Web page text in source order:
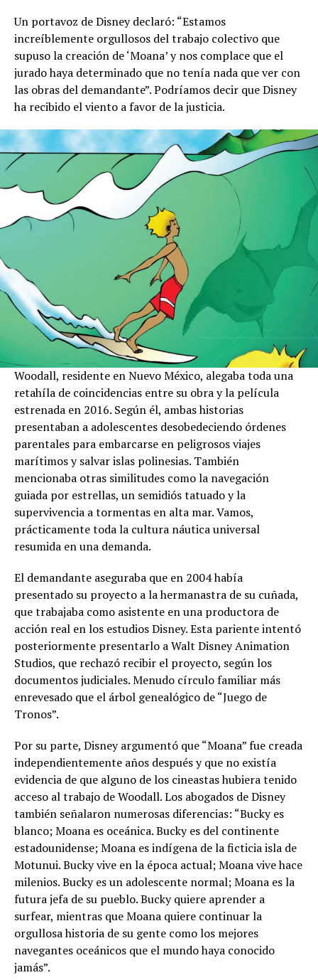
Un portavoz de Disney declaró: “Estamos
increíblemente orgullosos del trabajo colectivo que
supuso la creación de ‘Moana’ y nos complace que el
jurado haya determinado que no tenía nada que ver con
las obras del demandante”. Podríamos decir que Disney
ha recibido el viento a favor de la justicia.
Woodall, residente en Nuevo México, alegaba toda una
retahíla de coincidencias entre su obra y la película
estrenada en 2016. Según él, ambas historias
presentaban a adolescentes desobedeciendo órdenes
parentales para embarcarse en peligrosos viajes
marítimos y salvar islas polinesias. También
mencionaba otras similitudes como la navegación
guiada por estrellas, un semidiós tatuado y la
supervivencia a tormentas en alta mar. Vamos,
prácticamente toda la cultura náutica universal
resumida en una demanda.
El demandante aseguraba que en 2004 había
presentado su proyecto a la hermanastra de su cuñada,
que trabajaba como asistente en una productora de
acción real en los estudios Disney. Esta pariente intentó
posteriormente presentarlo a Walt Disney Animation
Studios, que rechazó recibir el proyecto, según los
documentos judiciales. Menudo círculo familiar más
enrevesado que el árbol genealógico de “Juego de
Tronos”.
Por su parte, Disney argumentó que “Moana” fue creada
independientemente años después y que no existía
evidencia de que alguno de los cineastas hubiera tenido
acceso al trabajo de Woodall. Los abogados de Disney
también señalaron numerosas diferencias: “Bucky es
blanco; Moana es oceánica. Bucky es del continente
estadounidense; Moana es indígena de la ficticia isla de
Motunui. Bucky vive en la época actual; Moana vive hace
milenios. Bucky es un adolescente normal; Moana es la
futura jefa de su pueblo. Bucky quiere aprender a
surfear, mientras que Moana quiere continuar la
orgullosa historia de su gente como los mejores
navegantes oceánicos que el mundo haya conocido
jamás”.